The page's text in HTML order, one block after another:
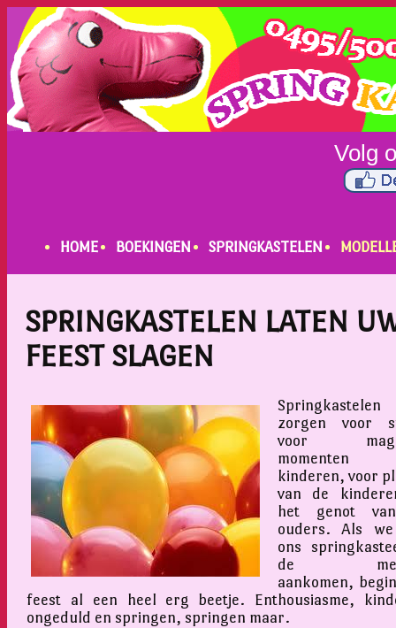
HOME BOEKINGEN SPRINGKASTELEN
SPRINGKASTELEN LATEN
FEEST SLAGEN
Springkastelen
zorgen voor
voor
momenten
kinderen, voor
van de
het genot
ouders. Als
ons
de
aankomen,
feest al een heel erg beetje. Enthousiasme,
ongeduld en springen, springen maar.